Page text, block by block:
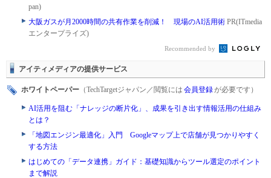
pan)
大阪ガスが月2000時間の共有作業を削減！ 現場のAI活用術 PR(ITmedia
エンタープライズ)
Recommended by
アイティメディアの提供サービス
ホワイトペーパー （TechTargetジャパン／閲覧には 会員登録が必要です）
AI活用を阻む「ナレッジの断片化」、成果を引き出す情報活用の仕組み
とは？
「地図エンジン最適化」入門 Googleマップ上で店舗が見つかりやすく
する方法
はじめての「データ連携」ガイド：基礎知識からツール選定のポイント
まで解説